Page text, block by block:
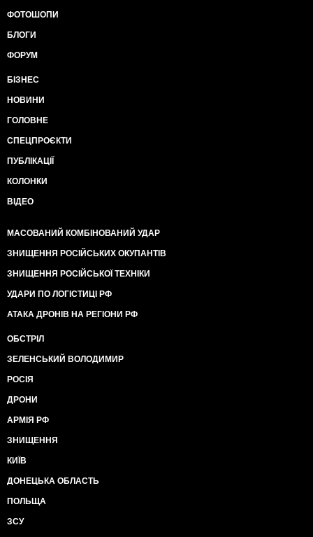
ФОТОШОПИ
БЛОГИ
ФОРУМ
БІЗНЕС
НОВИНИ
ГОЛОВНЕ
СПЕЦПРОЄКТИ
ПУБЛІКАЦІЇ
КОЛОНКИ
ВІДЕО
МАСОВАНИЙ КОМБІНОВАНИЙ УДАР
ЗНИЩЕННЯ РОСІЙСЬКИХ ОКУПАНТІВ
ЗНИЩЕННЯ РОСІЙСЬКОЇ ТЕХНІКИ
УДАРИ ПО ЛОГІСТИЦІ РФ
АТАКА ДРОНІВ НА РЕГІОНИ РФ
ОБСТРІЛ
ЗЕЛЕНСЬКИЙ ВОЛОДИМИР
РОСІЯ
ДРОНИ
АРМІЯ РФ
ЗНИЩЕННЯ
КИЇВ
ДОНЕЦЬКА ОБЛАСТЬ
ПОЛЬЩА
ЗСУ